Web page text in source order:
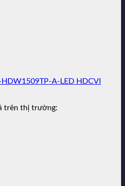
A-LED HDCVI
trên thị trường: